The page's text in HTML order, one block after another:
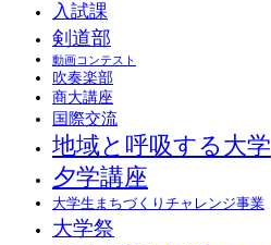
入試課
剣道部
動画コンテスト
吹奏楽部
商大講座
国際交流
地域と呼吸する大学
夕学講座
大学生まちづくりチャレンジ事業
大学祭